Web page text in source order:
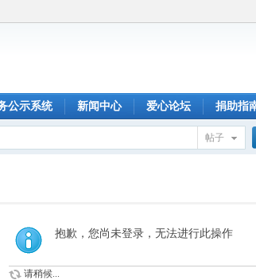
公示系统 新闻中心 爱心论坛 捐助指
帖子
抱歉，您尚未登录，无法进行此操作
请稍候...